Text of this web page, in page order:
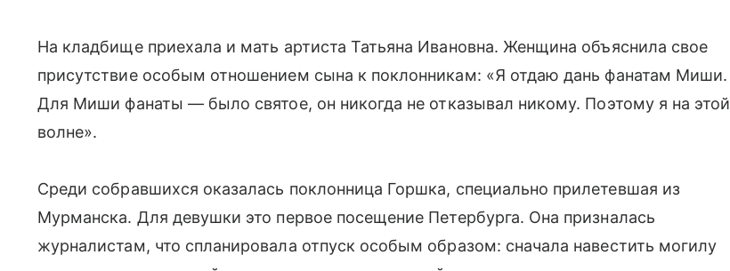
На кладбище приехала и мать артиста Татьяна Ивановна. Женщина объяснила свое
присутствие особым отношением сына к поклонникам: «Я отдаю дань фанатам Миши.
Для Миши фанаты — было святое, он никогда не отказывал никому. Поэтому я на этой
волне».
Среди собравшихся оказалась поклонница Горшка, специально прилетевшая из
Мурманска. Для девушки это первое посещение Петербурга. Она призналась
журналистам, что спланировала отпуск особым образом: сначала навестить могилу